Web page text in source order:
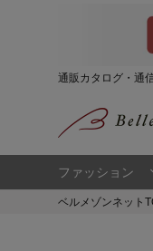
通販カタログ・通
ファッション
ベルメゾンネット